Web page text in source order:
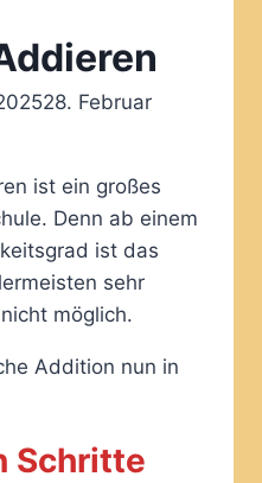
28. Februar
ist ein großes
Denn ab einem
ist das
sehr
möglich.
Addition nun in
Schritte